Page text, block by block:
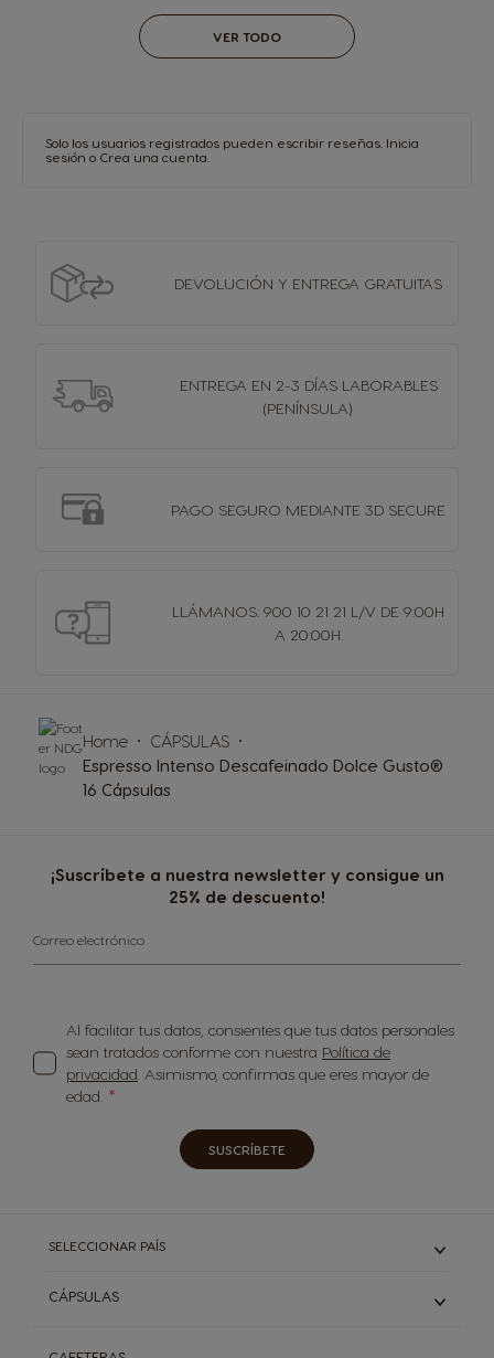
VER TODO
Solo los usuarios registrados pueden escribir reseñas. Inicia
sesión o Crea una cuenta
DEVOLUCIÓN Y ENTREGA GRATUITAS
ENTREGA EN 2-3 DÍAS LABORABLES
(PENÍNSULA)
PAGO SEGURO MEDIANTE 3D SECURE
LLÁMANOS: 900 10 21 21 L/V DE 9:00H
A 20:00H.
¡Suscríbete a nuestra newsletter y consigue un
25% de descuento!
Correo electrónico
Al facilitar tus datos, consientes que tus datos personales
sean tratados conforme con nuestra Política de
privacidad . Asimismo, confirmas que eres mayor de
edad.
SUSCRÍBETE
Home
CÁPSULAS
Espresso Intenso Descafeinado Dolce Gusto®
16 Cápsulas
SELECCIONAR PAÍS
CÁPSULAS